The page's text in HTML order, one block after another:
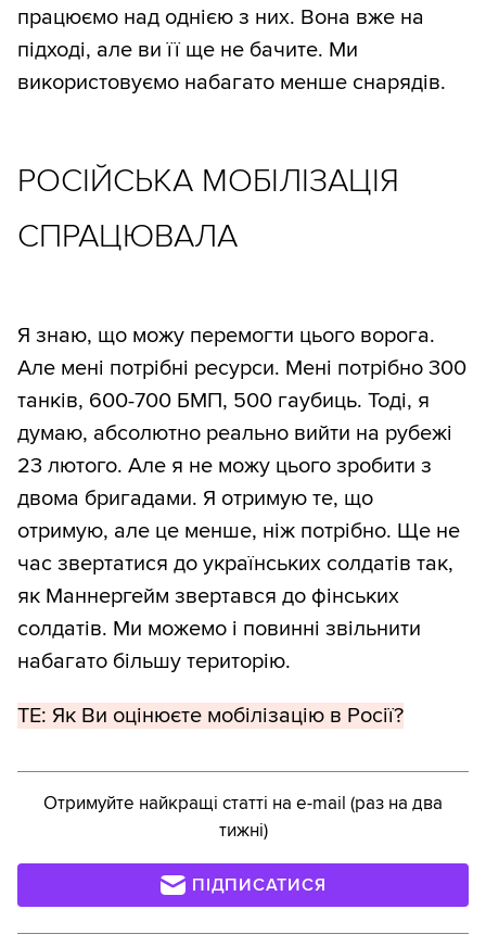
працюємо над однією з них. Вона вже на
підході, але ви її ще не бачите. Ми
використовуємо набагато менше снарядів.
РОСІЙСЬКА МОБІЛІЗАЦІЯ
СПРАЦЮВАЛА
Я знаю, що можу перемогти цього ворога.
Але мені потрібні ресурси. Мені потрібно 300
танків, 600-700 БМП, 500 гаубиць. Тоді, я
думаю, абсолютно реально вийти на рубежі
23 лютого. Але я не можу цього зробити з
двома бригадами. Я отримую те, що
отримую, але це менше, ніж потрібно. Ще не
час звертатися до українських солдатів так,
як Маннергейм звертався до фінських
солдатів. Ми можемо і повинні звільнити
набагато більшу територію.
ТЕ: Як Ви оцінюєте мобілізацію в Росії?
Отримуйте найкращі статті на e-mail (раз на два
тижні)
ПІДПИСАТИСЯ